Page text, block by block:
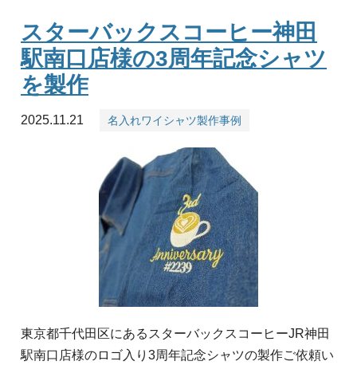
スターバックスコーヒー神田
駅南口店様の3周年記念シャツ
を製作
2025.11.21 名入れワイシャツ製作事例
東京都千代田区にあるスターバックスコーヒーJR神田
駅南口店様のロゴ入り3周年記念シャツの製作ご依頼い